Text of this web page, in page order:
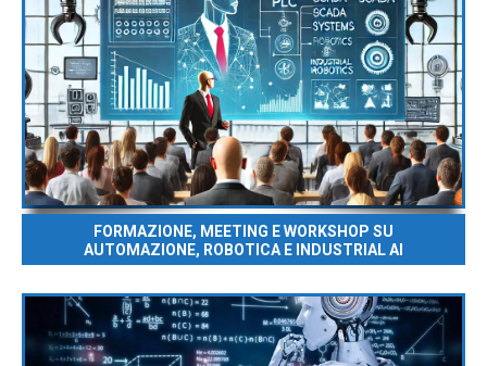
FORMAZIONE, MEETING E WORKSHOP SU
AUTOMAZIONE, ROBOTICA E INDUSTRIAL AI